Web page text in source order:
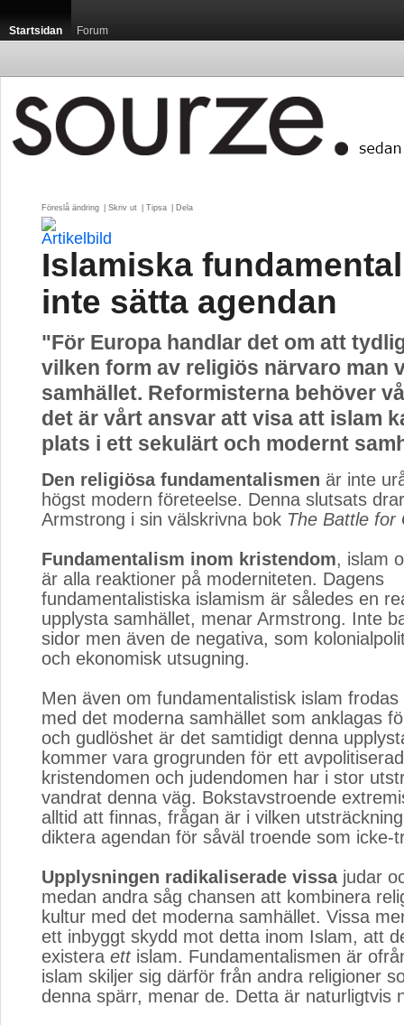
Startsidan Forum
Föreslå ändring Skriv ut Tipsa Dela
Islamiska
inte sätta agendan
"För Europa handlar det om att
vilken form av religiös närvaro man
samhället. Reformisterna behöver
det är vårt ansvar att visa att islam
plats i ett sekulärt och modernt
Den religiösa fundamentalismen är inte
högst modern företeelse. Denna slutsats
Armstrong i sin välskrivna bok The Battle for
Fundamentalism inom kristendom, islam
är alla reaktioner på moderniteten. Dagens
fundamentalistiska islamism är således en
upplysta samhället, menar Armstrong. Inte
sidor men även de negativa, som
och ekonomisk utsugning.
Men även om fundamentalistisk islam
med det moderna samhället som anklagas
och gudlöshet är det samtidigt denna
kommer vara grogrunden för ett
kristendomen och judendomen har i stor
vandrat denna väg. Bokstavstroende
alltid att finnas, frågan är i vilken
diktera agendan för såväl troende som icke-
Upplysningen radikaliserade vissajudar
medan andra såg chansen att kombinera
kultur med det moderna samhället. Vissa
ett inbyggt skydd mot detta inom Islam, att
existera ettislam. Fundamentalismen är
islam skiljer sig därför från andra religioner
denna spärr, menar de. Detta är naturligtvis